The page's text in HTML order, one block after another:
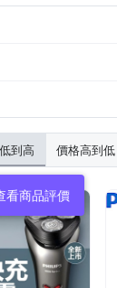
到高 價格高到低
看商品評價